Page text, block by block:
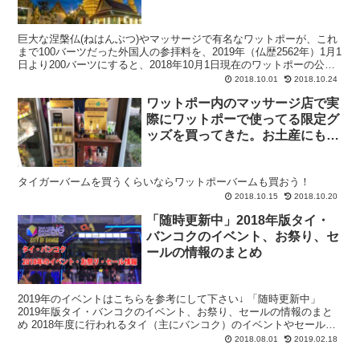
巨大な涅槃仏(ねはんぶつ)やマッサージで有名なワットポーが、これ
まで100バーツだった外国人の参拝料を、2019年（仏歴2562年）1月1
日より200バーツにすると、2018年10月1日現在のワットポーの公式
2018.10.01 2018.10.24
ワットポー内のマッサージ店で実
際にワットポーで使ってる限定グ
ッズを買ってきた。お土産にも良
タイガーバームを買うくらいならワットポーバームも買おう！
2018.10.15 2018.10.20
「随時更新中」2018年版タイ・
バンコクのイベント、お祭り、セ
ールの情報のまとめ
2019年のイベントはこちらを参考にして下さい↓ 「随時更新中」
2019年版タイ・バンコクのイベント、お祭り、セールの情報のまと
め 2018年度に行われるタイ（主にバンコク）のイベントやセール情
報を、広く浅くイベントを紹介します。 2018...2018.08.01 2019.02.18